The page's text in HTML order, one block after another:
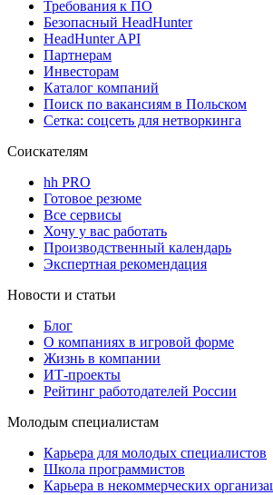
Требования к ПО
Безопасный HeadHunter
HeadHunter API
Партнерам
Инвесторам
Каталог компаний
Поиск по вакансиям в Польском
Сетка: соцсеть для нетворкинга
Соискателям
hh PRO
Готовое резюме
Все сервисы
Хочу у вас работать
Производственный календарь
Экспертная рекомендация
Новости и статьи
Блог
О компаниях в игровой форме
Жизнь в компании
ИТ-проекты
Рейтинг работодателей России
Молодым специалистам
Карьера для молодых специалистов
Школа программистов
Карьера в некоммерческих